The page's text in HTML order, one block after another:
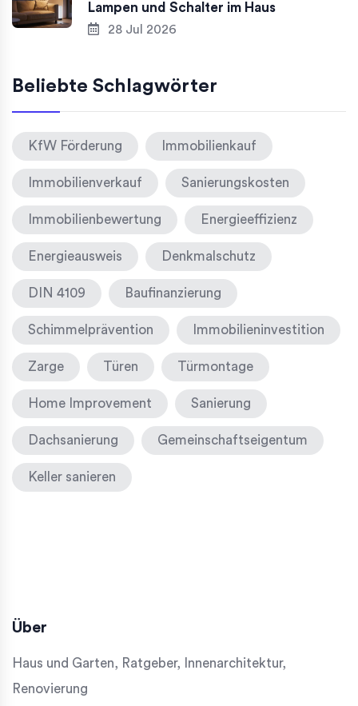
Lampen und Schalter im Haus
28 Jul 2026
Beliebte Schlagwörter
KfW Förderung Immobilienkauf
Immobilienverkauf Sanierungskosten
Immobilienbewertung Energieeffizienz
Energieausweis Denkmalschutz
DIN 4109 Baufinanzierung
Schimmelprävention Immobilieninvestition
Zarge Türen Türmontage
Home Improvement Sanierung
Dachsanierung Gemeinschaftseigentum
Keller sanieren
Über
Haus und Garten, Ratgeber, Innenarchitektur,
Renovierung